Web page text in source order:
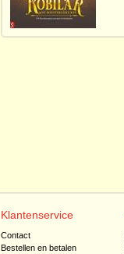
Klantenservice
Contact
Bestellen en betalen